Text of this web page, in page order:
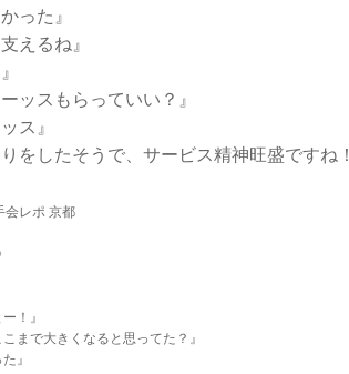
った』
えるね』
ッスもらっていい？』
ス』
をしたそうで、サービス精神旺盛ですね！
会レポ 京都
！』
まで大きくなると思ってた？』
』